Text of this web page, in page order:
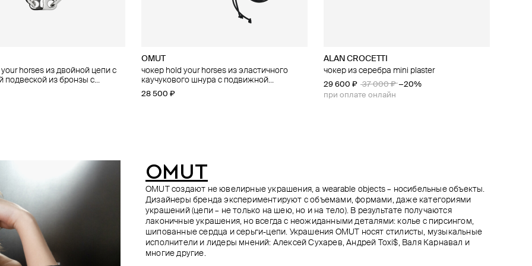
horses из двойной цепи с
подвеской из бронзы с
OMUT
чокер hold your horses из эластичного
каучукового шнура с подвижной
подвеской из бронзы с родиевым
28 500 ₽
ALAN CROCETTI
чокер из серебра mini plaster
29 600 ₽ 37 000 ₽ −20%
при оплате онлайн
с булавками из серебра
37 000 ₽ −10%
онлайн
TATI YORK
серебристое колье star is born
26 240 ₽ 32 800 ₽
−20%
при оплате онлайн
OMUT
серьги hold your horses из бронзы с
родиевым покрытием с гравировкой
34 500 ₽
сердцем filled phew
с родиевым покрытием
OMUT
чокер hold your horses из эластичного
каучукового шнура с подвеской из бронзы
с родиевым покрытием
10 800 ₽
OMUT
чокер hold your horses из подвижных
подвесок из бронзы с родиевым
покрытием на застежке-крючке
75 000 ₽
сердцем phew из
родием
Lovelavka
подвеска из серебра со словом «любовь»
22 400 ₽ 28 000 ₽ −20%
при оплате онлайн
Lovelavka
подвеска из серебра со словом «свобода»
22 400 ₽ 28 000 ₽ −20%
при оплате онлайн
OMUT
OMUT создают не ювелирные украшения, а wearable objects – носибельные объекты.
Дизайнеры бренда экспериментируют с объемами, формами, даже категориями
украшений (цепи – не только на шею, но и на тело). В результате получаются
лаконичные украшения, но всегда с неожиданными деталями: колье с пирсингом,
шипованные сердца и серьги-цепи. Украшения OMUT носят стилисты, музыкальные
исполнители и лидеры мнений: Алексей Сухарев, Андрей Toxi$, Валя Карнавал и
многие другие.